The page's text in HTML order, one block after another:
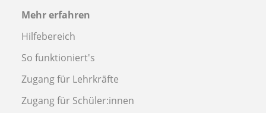
Mehr erfahren
Hilfebereich
So funktioniert's
Zugang für Lehrkräfte
Zugang für Schüler:innen